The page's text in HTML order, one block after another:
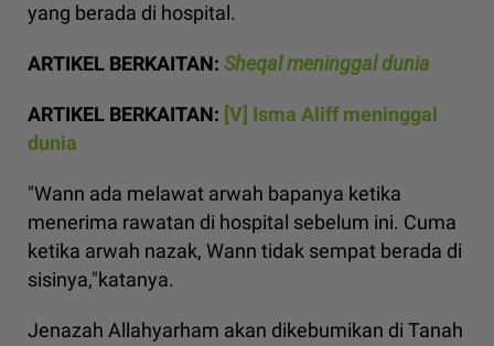
yang berada di hospital.
ARTIKEL BERKAITAN: Sheqal meninggal dunia
ARTIKEL BERKAITAN: [V] Isma Aliff meninggal
dunia
"Wann ada melawat arwah bapanya ketika
menerima rawatan di hospital sebelum ini. Cuma
ketika arwah nazak, Wann tidak sempat berada di
sisinya,"katanya.
Jenazah Allahyarham akan dikebumikan di Tanah